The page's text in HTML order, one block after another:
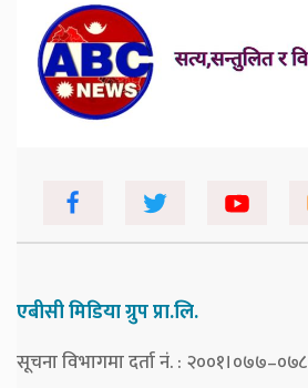
एबीसी मिडिया ग्रुप प्रा.लि.
सूचना विभागमा दर्ता नं. : २००१।०७७–०७८